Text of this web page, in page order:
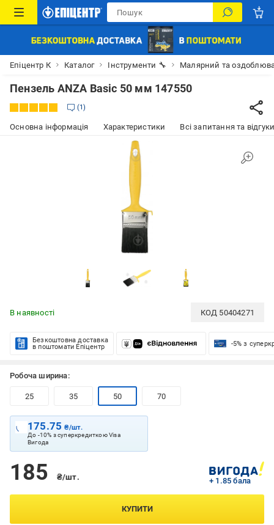
Епіцентр К Каталог Інструменти 🔧 Малярний та
Пензель ANZA Basic 50 мм 147550
1
Основна інформація Характеристики Всі запитання та
В наявності КОД 50404271
Безкоштовна доставка
в поштомати Епіцентр
-5% з
Робоча ширина:
25 35 50 70
175.75₴/шт.
До -10% з суперкредиткою Visa
Вигода
185 ₴/шт. + 1.85 бала
КУПИТИ